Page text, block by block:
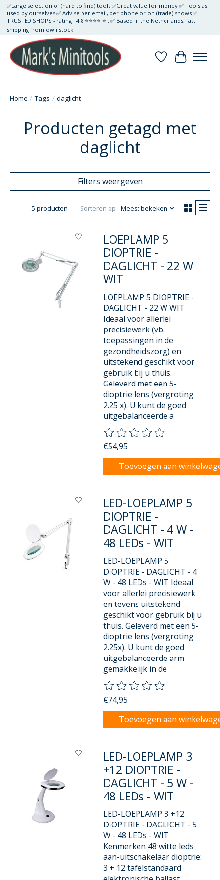
✅Large selection of (hard to find) tools ✅Great value for money ✅ Tools as
used by ourselves ✅ Advise per email, per phone or on (trade) shows ✅
TRUSTED SHOPS - rating : 4.8 ⭐⭐⭐⭐ ⭐ . ✅ Based in the Netherlands, fast
shipping from own stock
Verlanglijst
Home / Tags / daglicht
Producten getagd met
daglicht
Filters weergeven
5 producten Sorteren op Meest bekeken
LOEPLAMP 5
DIOPTRIE -
DAGLICHT - 22 W
WIT
LOEPLAMP 5 DIOPTRIE -
DAGLICHT - 22 W WIT
Ideaal voor allerlei
precisiewerk (vb.
toepassingen in de
gezondheidszorg) en
uitstekend geschikt voor
gebruik bij u thuis.
Geleverd met een 5-
dioptrie lens (vergroting
2.25 x). U kunt de goed
uitgebalanceerde a
De beoordeling van dit
€54,95
Toevoegen aan
LED-LOEPLAMP 5
DIOPTRIE -
DAGLICHT - 4 W -
48 LEDs - WIT
LED-LOEPLAMP 5
DIOPTRIE - DAGLICHT - 4
W - 48 LEDs - WIT Ideaal
voor allerlei precisiewerk
en tevens uitstekend
geschikt voor gebruik bij u
thuis. Geleverd met een 5-
dioptrie lens (vergroting
2.25x). U kunt de goed
uitgebalanceerde arm
gemakkelijk in de
De beoordeling van dit
€74,95
Toevoegen aan
LED-LOEPLAMP 3
+12 DIOPTRIE -
DAGLICHT - 5 W -
48 LEDs - WIT
LED-LOEPLAMP 3 +12
DIOPTRIE - DAGLICHT - 5
W - 48 LEDs - WIT
Kenmerken 48 witte leds
aan-uitschakelaar dioptrie:
3 + 12 tafelstandaard